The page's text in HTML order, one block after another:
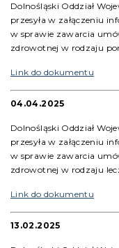
Dolnośląski Oddział
przesyła w załączeniu
w sprawie zawarcia
zdrowotnej w rodzaju
Link do dokumentu
04.04.2025
Dolnośląski Oddział
przesyła w załączeniu
w sprawie zawarcia
zdrowotnej w rodzaju
Link do dokumentu
13.02.2025